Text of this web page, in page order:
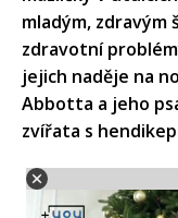
mladým,
zdravotní
jejich naděje na
Abbotta a jeho
zvířata s